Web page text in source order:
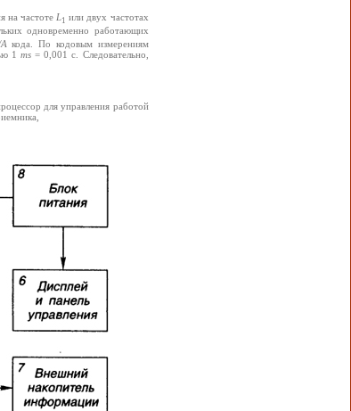
на частоте L1 или двух частотах
одновременно работающих
кода. По кодовым измерениям
1 ms = 0,001 с. Следовательно,
для управления работой